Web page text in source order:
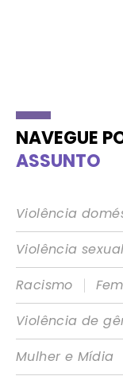
NAVEGUE
ASSUNTO
Violência
Violência sexual
Racismo
|
Violência de
Mulher e Mídia